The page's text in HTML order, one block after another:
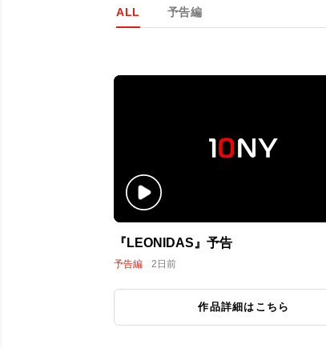
ALL 予告編
『LEONIDAS』予告
予告編 2日前
作品詳細はこちら